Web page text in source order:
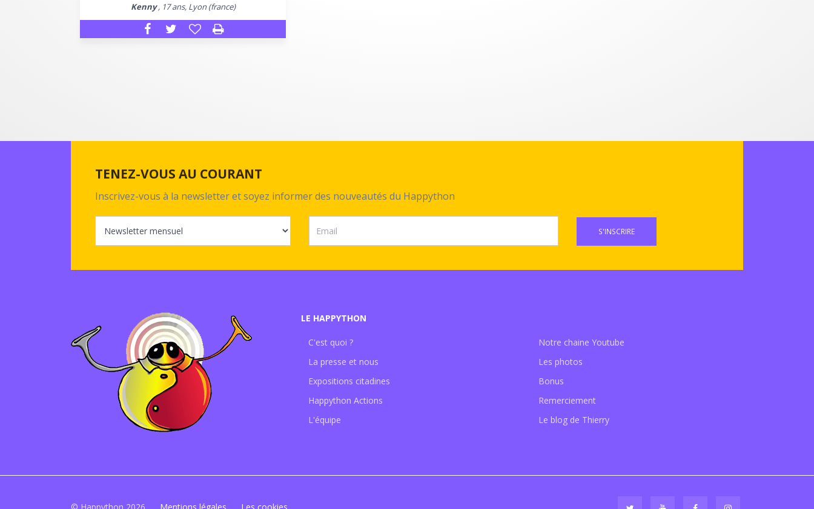
Kenny, 17 ans, Lyon (france)
TENEZ-VOUS AU COURANT
Inscrivez-vous à la newsletter et soyez informer des nouveautés du Happython
S'INSCRIRE
LE HAPPYTHON
C'est quoi ?
La presse et nous
Expositions citadines
Happython Actions
L'équipe
Notre chaine Youtube
Les photos
Bonus
Remerciement
Le blog de Thierry